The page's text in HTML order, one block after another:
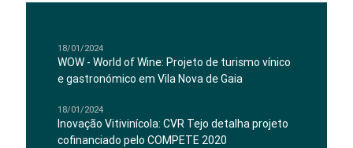
18/01/2024
WOW - World of Wine: Projeto de turismo vínico
e gastronómico em Vila Nova de Gaia
18/01/2024
Inovação Vitivinícola: CVR Tejo detalha projeto
cofinanciado pelo COMPETE 2020